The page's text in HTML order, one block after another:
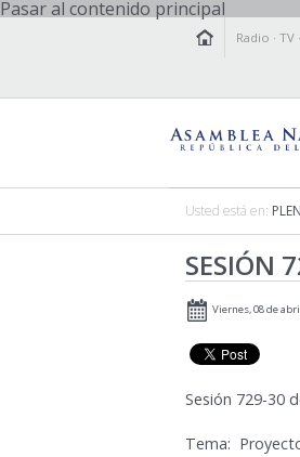
Pasar al contenido principal
Radio ·TV ·
Usted está en:
SESIÓN
Viernes, 08 de
Sesión 729-30
Tema: